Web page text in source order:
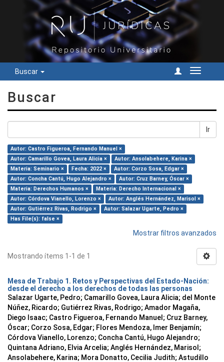
Buscar
Cambiar
Buscar
Ir
Autor: Castro Figueroa, Fernando Manuel ×
Autor: Camarillo Govea, Laura Alicia ×
Autor: Ansolabehere, Karina ×
Materia: Seminario ×
Fecha: 2022 ×
Autor: Corzo Sosa, Edgar ×
Autor: Concha Cantú, Hugo Alejandro ×
Autor: Cruz Barney, Óscar ×
Materia: Derechos Humanos ×
Materia: Derecho Internacional ×
Autor: Córdova Vianello, Lorenzo ×
Autor: Anglés Hernández, Marisol ×
Autor: Gutiérrez Rivas, Rodrigo ×
Autor: Salazar Ugarte, Pedro ×
Has File(s): false ×
Mostrar filtros avanzados
Mostrando ítems 1-1 de 1
Mesa de Trabajo 1. Retos y Perspectivas del Estado-Nación:
desde el derecho a los derechos de todas las personas
Salazar Ugarte, Pedro; Camarillo Govea, Laura Alicia; del Monte
Núñez, Ricardo; Gutiérrez Rivas, Rodrigo; Amador Magaña,
Diego Isaac; Castro Figueroa, Fernando Manuel ; Cruz Barney,
Óscar; Corzo Sosa, Edgar; Flores Mendoza, Imer Benjamín;
Córdova Vianello, Lorenzo; Concha Cantú, Hugo Alejandro;
Quintana Adriano, Elvia Arcelia; Anglés Hernández, Marisol ;
Ansolabehere, Karina; Mora Donatto, Cecilia Judith; Astudillo